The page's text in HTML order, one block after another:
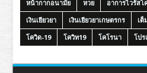
หน้ากากอนามัย
หวย อาการไวรัสโ
เงินเยียวยา
เงินเยียวยาเกษตรกร เต็
โควิด-19
โควิท19 โคโรนา โป